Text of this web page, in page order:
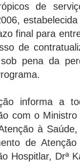
de
final para
de
pena da
informa a
com o
à
de
Hospitlar, Drª